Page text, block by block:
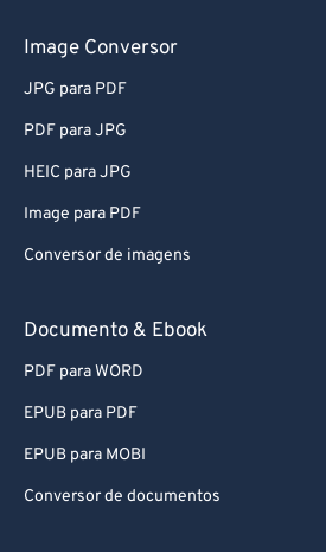
Image Conversor
JPG para PDF
PDF para JPG
HEIC para JPG
Image para PDF
Conversor de imagens
Documento & Ebook
PDF para WORD
EPUB para PDF
EPUB para MOBI
Conversor de documentos